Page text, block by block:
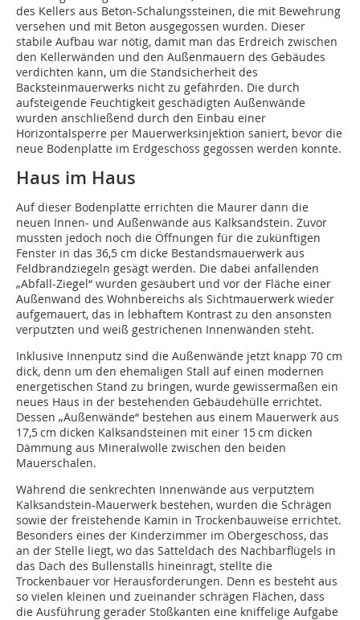
des Kellers aus Beton-Schalungssteinen, die mit Bewehrung
versehen und mit Beton ausgegossen wurden. Dieser
stabile Aufbau war nötig, damit man das Erdreich zwischen
den ­Kellerwänden und den Außenmauern des Gebäudes
verdichten kann, um die Standsicherheit des
Backsteinmauerwerks nicht zu gefährden. Die durch
aufsteigende Feuchtigkeit geschädigten Außenwände
wurden anschließend durch den Einbau einer
Horizontalsperre per Mauerwerksinjektion saniert, bevor die
neue Bodenplatte im Erdgeschoss gegossen werden konnte.
Haus im Haus
Auf dieser Bodenplatte errichten die Maurer dann die
neuen Innen- und Außenwände aus Kalksandstein. Zuvor
mussten jedoch noch die Öffnungen für die zukünftigen
Fenster in das 36,5 cm dicke Bestandsmauerwerk aus
Feldbrandziegeln gesägt werden. Die dabei anfallenden
„Abfall-Ziegel“ wurden gesäubert und vor der Fläche einer
Außenwand des Wohnbereichs als Sichtmauerwerk wieder
aufgemauert, das in lebhaftem Kontrast zu den ansonsten
verputzten und weiß gestrichenen Innenwänden steht.
Inklusive Innenputz sind die Außenwände jetzt knapp 70 cm
dick, denn um den ehemaligen Stall auf einen modernen
energetischen Stand zu bringen, wurde gewissermaßen ein
neues Haus in der bestehenden Gebäudehülle errichtet.
Dessen „Außenwände“ bestehen aus einem Mauerwerk aus
17,5 cm dicken Kalksandsteinen mit einer 15 cm dicken
Dämmung aus Mineralwolle zwischen den beiden
Mauerschalen.
Während die senkrechten Innenwände aus verputztem
Kalksandstein-Mauerwerk bestehen, wurden die Schrägen
sowie der freistehende Kamin in Trockenbauweise errichtet.
Besonders eines der Kinderzimmer im Obergeschoss, das
an der Stelle liegt, wo das Satteldach des Nachbarflügels in
das Dach des Bullen­stalls hineinragt, stellte die
Trockenbauer vor Herausforderungen. Denn es besteht aus
so vielen kleinen und zueinander schrägen Flächen, dass
die Ausführung gerader Stoßkanten eine kniffelige Aufgabe